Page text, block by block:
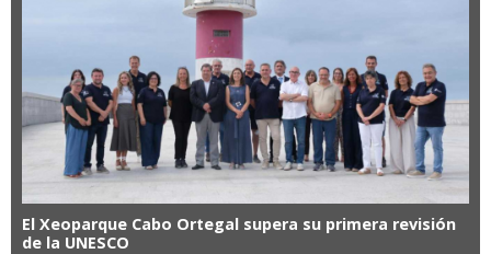
El Xeoparque Cabo Ortegal supera su primera revisión
de la UNESCO